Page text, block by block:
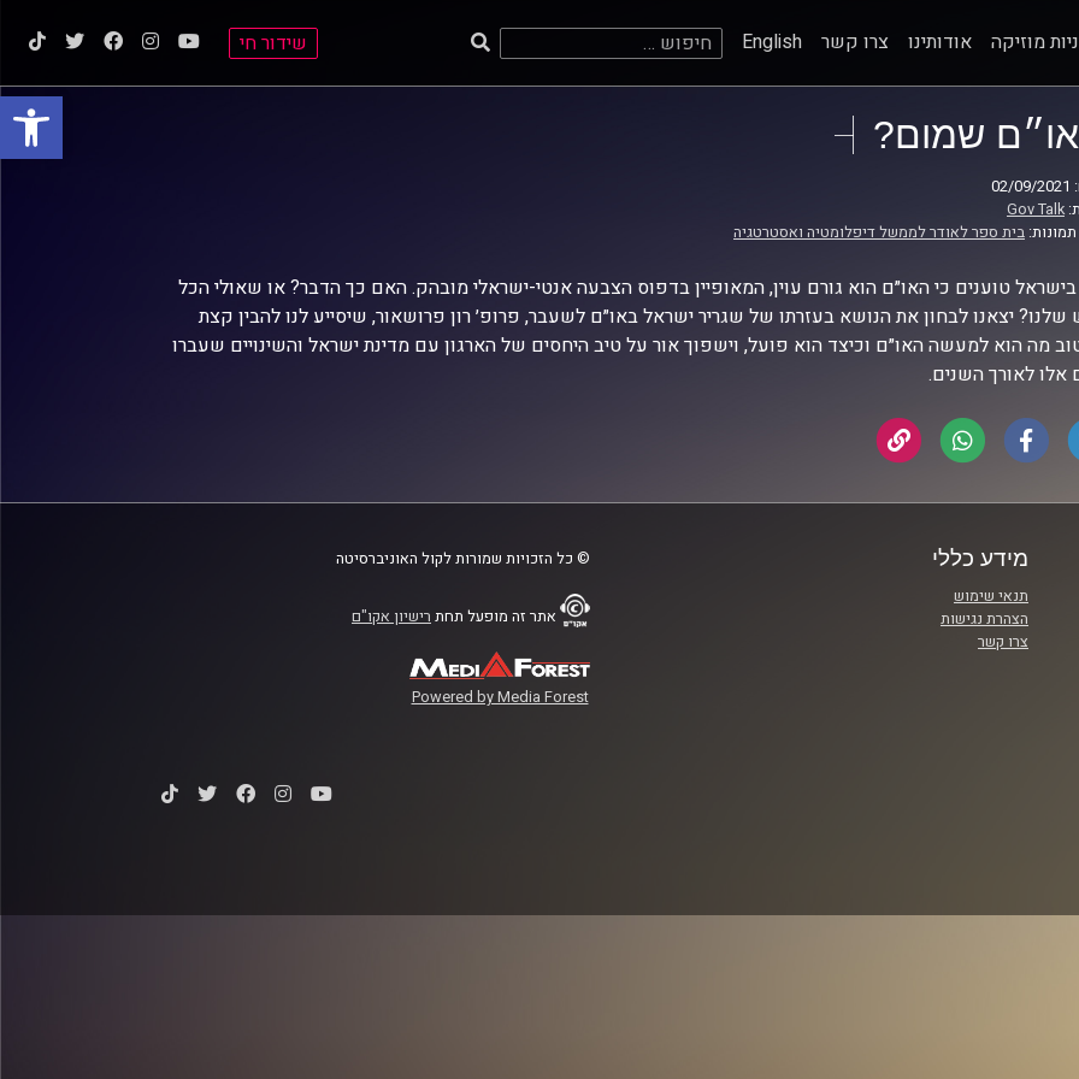
פתח
מוזיקה אודותינו צרו קשר English חיפוש: שידור חי
או״ם שמום?
Gov Talk
בית ספר לאודר לממשל דיפלומטיה ואסטרטגיה
טוענים כי האו״ם הוא גורם עוין, המאופיין בדפוס הצבעה אנטי-ישראלי מובהק. האם כך הדבר? או שאולי הכל
יצאנו לבחון את הנושא בעזרתו של שגריר ישראל באו״ם לשעבר, פרופ׳ רון פרושאור, שיסייע לנו להבין קצת
מה הוא למעשה האו״ם וכיצד הוא פועל, וישפוך אור על טיב היחסים של הארגון עם מדינת ישראל והשינויים שעברו
אלו לאורך השנים.
מידע כללי
תנאי שימוש
הצהרת נגישות
צרו קשר
© כל הזכויות שמורות לקול האוניברסיטה
אתר זה מופעל תחת רישיון אקו"ם
Powered by Media Forest